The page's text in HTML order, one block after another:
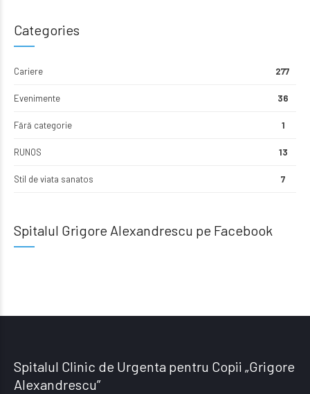
Categories
Cariere 277
Evenimente 36
Fără categorie 1
RUNOS 13
Stil de viata sanatos 7
Spitalul Grigore Alexandrescu pe Facebook
Spitalul Clinic de Urgenta pentru Copii „Grigore
Alexandrescu”